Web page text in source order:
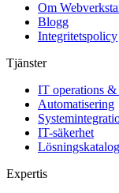
Om
Blogg
Integritetspolicy
Tjänster
IT operations &
Automatisering
IT-säkerhet
Lösningskatalog
Expertis